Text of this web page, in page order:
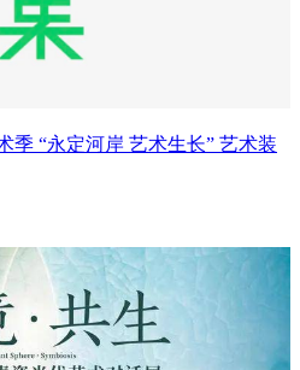
季 “永定河岸 艺术生长” 艺术装